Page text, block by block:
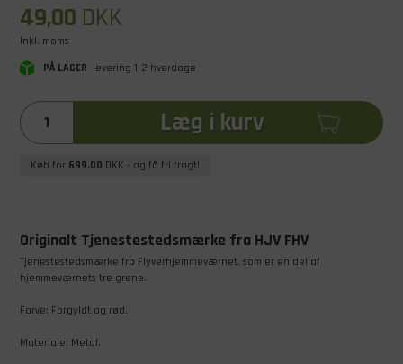
49,00 DKK
Inkl. moms
PÅ LAGER levering 1-2 hverdage
Læg i kurv
Køb for 699,00 DKK - og få fri fragt!
Originalt Tjenestestedsmærke fra HJV FHV
Tjenestestedsmærke fra Flyverhjemmeværnet, som er en del af
hjemmeværnets tre grene.
Farve: Forgyldt og rød.
Materiale: Metal.